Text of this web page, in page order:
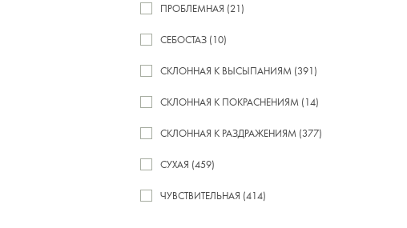
ПРОБЛЕМНАЯ (21)
СЕБОСТАЗ (10)
СКЛОННАЯ К ВЫСЫПАНИЯМ (391)
СКЛОННАЯ К ПОКРАСНЕНИЯМ (14)
СКЛОННАЯ К РАЗДРАЖЕНИЯМ (377)
СУХАЯ (459)
ЧУВСТВИТЕЛЬНАЯ (414)